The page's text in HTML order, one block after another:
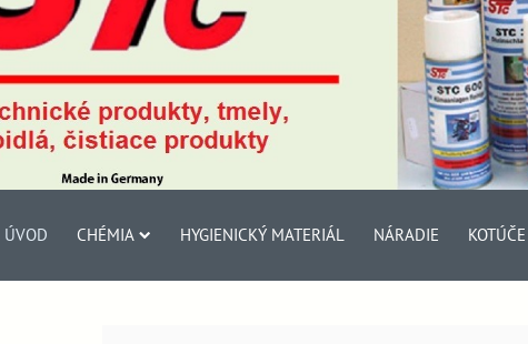
ÚVOD CHÉMIA HYGIENICKÝ MATERIÁL NÁRADIE